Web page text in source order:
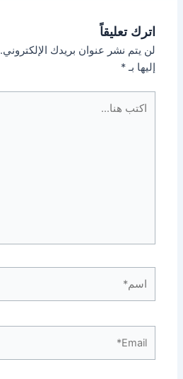
اترك تعليقاً
لن يتم نشر عنوان بريدك الإلكتروني.
إليها بـ*
هنا...